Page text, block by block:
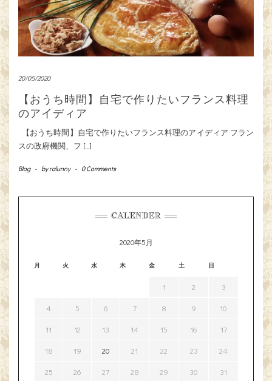
20/05/2020
【おうち時間】自宅で作りたいフランス料理
のアイディア
【おうち時間】自宅で作りたいフランス料理のアイディア フラン
スの政府機関、フ […]
Blog - byralunny - 0 Comments
CALENDER
2020年5月
月 火 水 木 金 土 日
1 2 3
4 5 6 7 8 9 10
11 12 13 14 15 16 17
18 19 20 21 22 23 24
25 26 27 28 29 30 31